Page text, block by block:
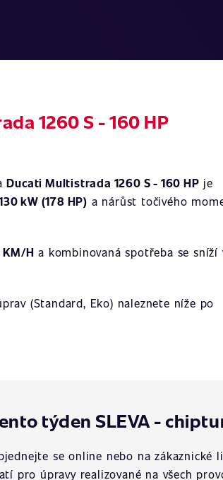
1260 S - 160 HP
Ducati Multistrada 1260 S - 160 HP je
kW (178 HP) a nárůst točivého
KM/H a kombinovaná spotřeba se sníží
(Standard, Eko) naleznete níže po
týden SLEVA -
se online nebo na zákaznické
pro úpravy realizované na všech